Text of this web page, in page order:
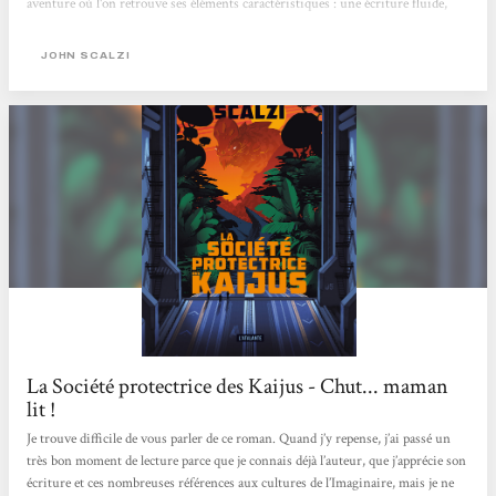
aventure où l'on retrouve ses éléments caractéristiques : une écriture fluide,
laisser indifférent !
JOHN SCALZI
La Société protectrice des Kaijus - Chut... maman
lit !
Je trouve difficile de vous parler de ce roman. Quand j’y repense, j’ai passé un
très bon moment de lecture parce que je connais déjà l’auteur, que j’apprécie son
écriture et ces nombreuses références aux cultures de l’Imaginaire, mais je ne